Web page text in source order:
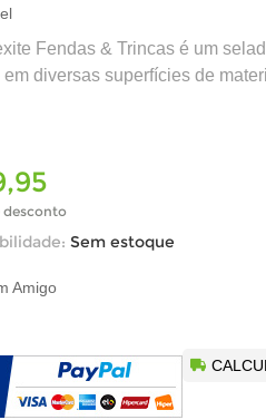
rating
Fendas & Trincas é um
diversas superfícies de
desconto
Sem estoque
Amigo